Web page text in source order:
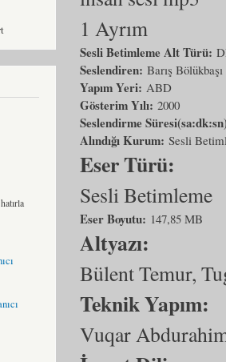
1 Ayrım
Sesli Betimleme Alt Türü:
Seslendiren: Barış Bölükbaşı
Yapım Yeri: ABD
Gösterim Yılı: 2000
Seslendirme
Alındığı Kurum: Sesli
Eser Türü:
Sesli Betimleme
Eser Boyutu: 147,85 MB
Altyazı:
Bülent Temur,
Teknik Yapım:
Vuqar